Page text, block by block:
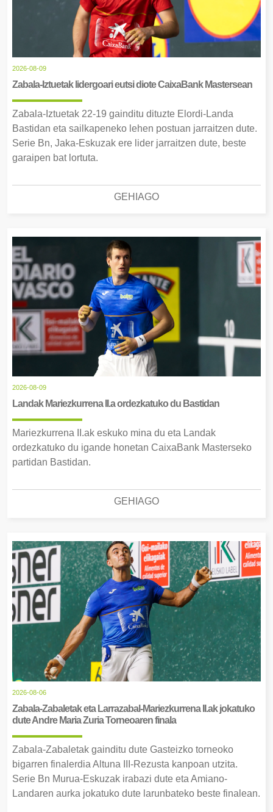
2026-08-09
Zabala-Iztuetak lidergoari eutsi diote CaixaBank Mastersean
Zabala-Iztuetak 22-19 gainditu dituzte Elordi-Landa
Bastidan eta sailkapeneko lehen postuan jarraitzen dute.
Serie Bn, Jaka-Eskuzak ere lider jarraitzen dute, beste
garaipen bat lortuta.
GEHIAGO
2026-08-09
Landak Mariezkurrena II.a ordezkatuko du Bastidan
Mariezkurrena II.ak eskuko mina du eta Landak
ordezkatuko du igande honetan CaixaBank Masterseko
partidan Bastidan.
GEHIAGO
2026-08-06
Zabala-Zabaletak eta Larrazabal-Mariezkurrena II.ak jokatuko
dute Andre Maria Zuria Torneoaren finala
Zabala-Zabaletak gainditu dute Gasteizko torneoko
bigarren finalerdia Altuna III-Rezusta kanpoan utzita.
Serie Bn Murua-Eskuzak irabazi dute eta Amiano-
Landaren aurka jokatuko dute larunbateko beste finalean.